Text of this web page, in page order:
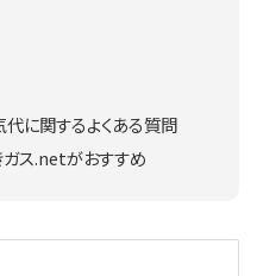
代に関するよくある質問
ス.netがおすすめ